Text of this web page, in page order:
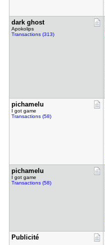
dark ghost
Apokolips
Transactions (313)
pichamelu
I got game
Transactions (58)
pichamelu
I got game
Transactions (58)
Publicité